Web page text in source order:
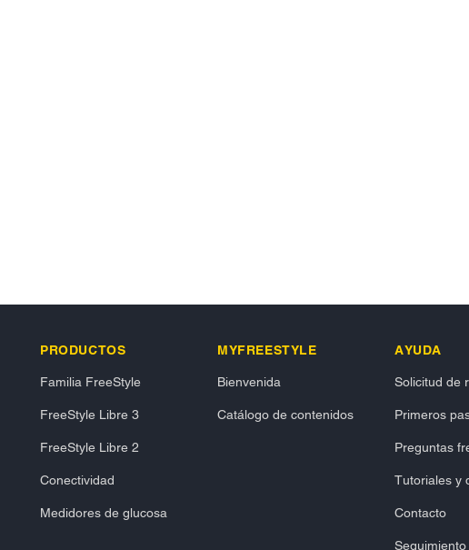
PRODUCTOS
Familia FreeStyle
FreeStyle Libre 3
FreeStyle Libre 2
Conectividad
Medidores de glucosa
MYFREESTYLE
Bienvenida
Catálogo de contenidos
AYUDA
Solicitud de
Primeros
Preguntas
Tutoriales y
Contacto